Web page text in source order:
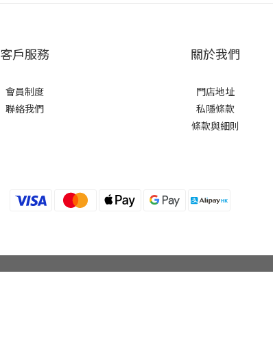
客戶服務
會員制度
聯絡我們
關於我們
門店地址
私隱條款
條款與細則